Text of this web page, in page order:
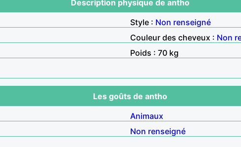
Description physique de antho
Style : Non renseigné
Couleur des cheveux : Non
Poids : 70 kg
Les goûts de antho
Animaux
Non renseigné